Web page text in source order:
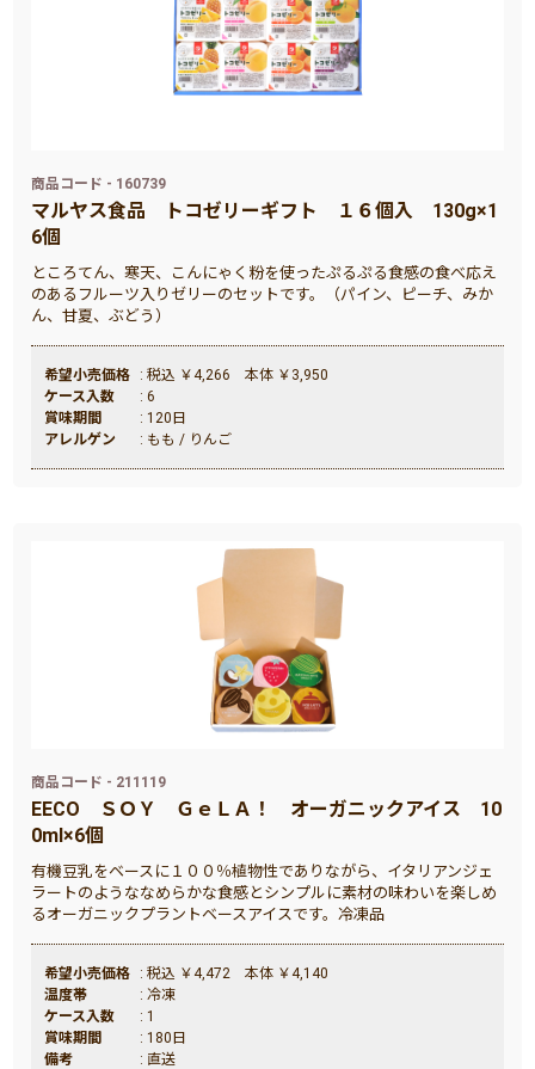
商品コード - 160739
マルヤス食品
トコゼリーギフト １６個入 130g×1
6個
ところてん、寒天、こんにゃく粉を使ったぷるぷる食感の食べ応え
のあるフルーツ入りゼリーのセットです。（パイン、ピーチ、みか
ん、甘夏、ぶどう）
希望小売価格
: 税込 ￥4,266 本体 ￥3,950
ケース入数
: 6
賞味期間
: 120日
アレルゲン
: もも / りんご
商品コード - 211119
EECO
ＳＯＹ ＧｅＬＡ！ オーガニックアイス 10
0ml×6個
有機豆乳をベースに１００％植物性でありながら、イタリアンジェ
ラートのようななめらかな食感とシンプルに素材の味わいを楽しめ
るオーガニックプラントベースアイスです。冷凍品
希望小売価格
: 税込 ￥4,472 本体 ￥4,140
温度帯
: 冷凍
ケース入数
: 1
賞味期間
: 180日
備考
: 直送